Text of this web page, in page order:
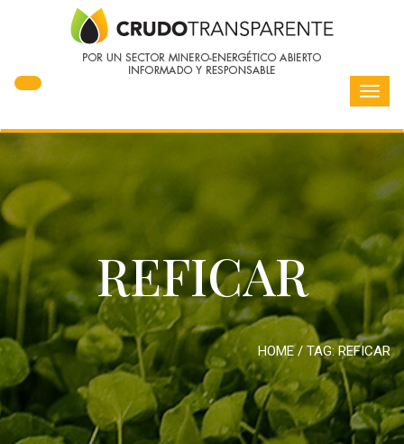
REFICAR
HOME/ TAG:REFICAR